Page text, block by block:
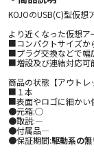
KOJOのUSB(C)型仮想
より近くなった仮想ア
■コンパクトサイズか
■プラグ交換などで幅
■増設及び連結対応可
商品の状態【アウトレ
■１本
■表面やロゴに細かい
●元箱:○
●取説:―
●付属品―
●保証期間:駆動系の